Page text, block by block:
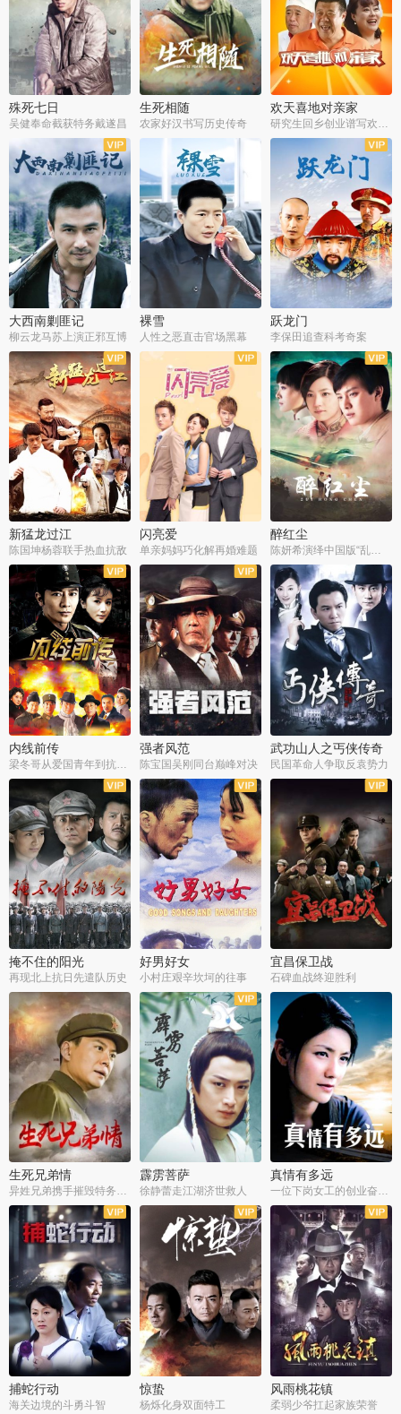
殊死七日
吴健奉命截获特务戴遂昌
生死相随
农家好汉书写历史传奇
欢天喜地对亲家
大西南剿匪记
柳云龙马苏上演正邪互博
全21集
裸雪
人性之恶直击官场黑幕
全30集
跃龙门
李保田追查科考奇案
全36集
新猛龙过江
陈国坤杨蓉联手热血抗敌
全37集
闪亮爱
单亲妈妈巧化解再婚难题
全30集
醉红尘
陈妍希演绎中国版“乱世佳人”
全30集
内线前传
全30集
强者风范
陈宝国吴刚同台巅峰对决
全30集
武功山人之丐侠传奇
民国革命人争取反袁势力
全38集
掩不住的阳光
再现北上抗日先遣队历史
全9集
好男好女
小村庄艰辛坎坷的往事
全35集
宜昌保卫战
石碑血战终迎胜利
全37集
生死兄弟情
异姓兄弟携手摧毁特务阴谋
全40集
霹雳菩萨
徐静蕾走江湖济世救人
全25集
真情有多远
一位下岗女工的创业奋斗史
全22集
捕蛇行动
海关边境的斗勇斗智
全39集
惊蛰
杨烁化身双面特工
全36集
风雨桃花镇
柔弱少爷扛起家族荣誉